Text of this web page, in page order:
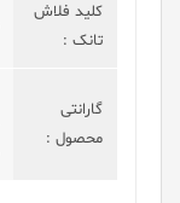
کلید فلاش
تانک :
گارانتی
محصول :